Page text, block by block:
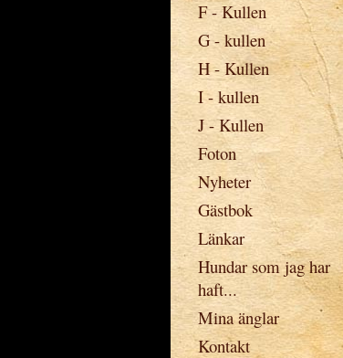
F - Kullen
G - kullen
H - Kullen
I - kullen
J - Kullen
Foton
Nyheter
Gästbok
Länkar
Hundar som jag har
haft...
Mina änglar
Kontakt